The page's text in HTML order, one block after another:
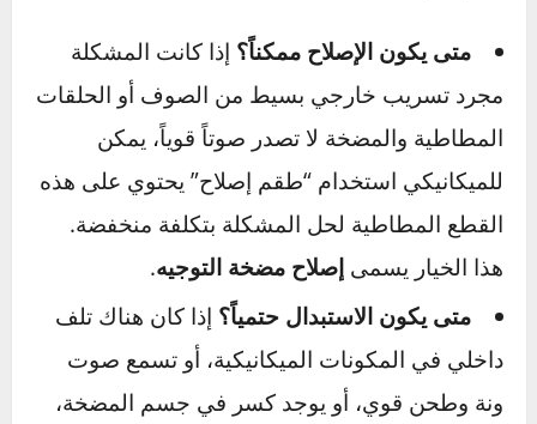
علامات الزيت الفاسد:إذا كان لون الزيت بنياً
داكناً أو أسود، أو له رائحة محترقة، أو ترى فيه
فقاعات ورغوة، فهذا يعني أنه فاسد ويجب تغييره
بالكامل.
خيارات التعامل مع المضخة التالفة –
إصلاح أم استبدال؟
عندما تتأكد من أن المضخة هي المشكلة، أمامك
خياران رئيسيان: